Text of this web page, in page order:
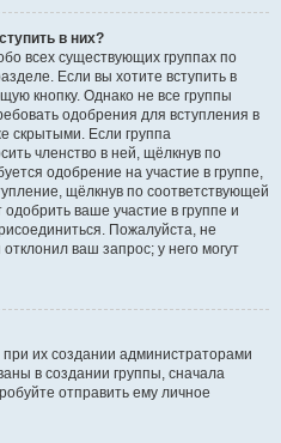
в них?
всех существующих группах по
Если вы хотите вступить в
кнопку. Однако не все группы
одобрения для вступления в
скрытыми. Если группа
членство в ней, щёлкнув по
одобрение на участие в группе,
щёлкнув по соответствующей
ваше участие в группе и
Пожалуйста, не
ваш запрос; у него могут
их создании администраторами
в создании группы, сначала
отправить ему личное